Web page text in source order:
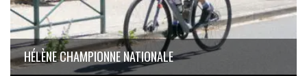
HÉLÈNE CHAMPIONNE NATIONALE